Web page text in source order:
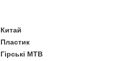
Китай
Пластик
Гірські MTB